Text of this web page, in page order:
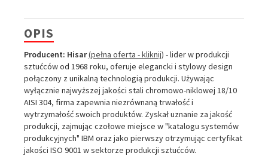
OPIS
Producent: Hisar(pełna oferta - kliknij) - lider w produkcji
sztućców od 1968 roku, oferuje elegancki i stylowy design
połączony z unikalną technologią produkcji. Używając
wyłącznie najwyższej jakości stali chromowo-niklowej 18/10
AISI 304, firma zapewnia niezrównaną trwałość i
wytrzymałość swoich produktów. Zyskał uznanie za jakość
produkcji, zajmując czołowe miejsce w "katalogu systemów
produkcyjnych" IBM oraz jako pierwszy otrzymując certyfikat
jakości ISO 9001 w sektorze produkcji sztućców.